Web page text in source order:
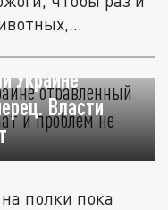
Украине
Власти
полки пока